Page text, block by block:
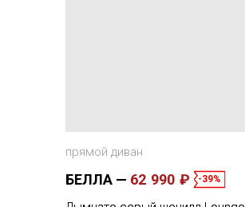
прямой диван
БЕЛЛА 62 990 ₽ -39%